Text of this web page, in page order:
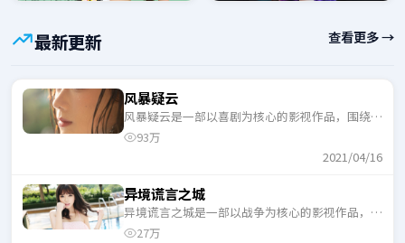
最新更新 查看更多 →
风暴疑云
风暴疑云是一部以喜剧为核心的影视作品，围绕危
机、反转与人物成长展开，整体节奏紧凑，适合一
93万
2021/04/16
异境谎言之城
异境谎言之城是一部以战争为核心的影视作品，围
绕危机、反转与人物成长展开，整体节奏紧凑，适
27万